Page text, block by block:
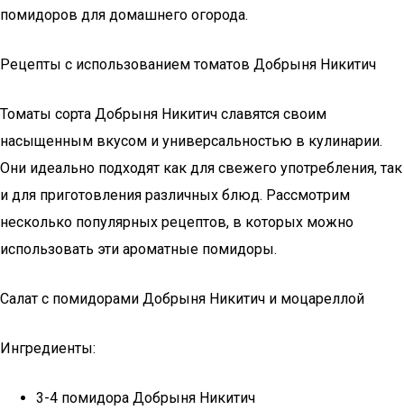
помидоров для домашнего огорода.
Рецепты с использованием томатов Добрыня Никитич
Томаты сорта Добрыня Никитич славятся своим
насыщенным вкусом и универсальностью в кулинарии.
Они идеально подходят как для свежего употребления, так
и для приготовления различных блюд. Рассмотрим
несколько популярных рецептов, в которых можно
использовать эти ароматные помидоры.
Салат с помидорами Добрыня Никитич и моцареллой
Ингредиенты:
3-4 помидора Добрыня Никитич